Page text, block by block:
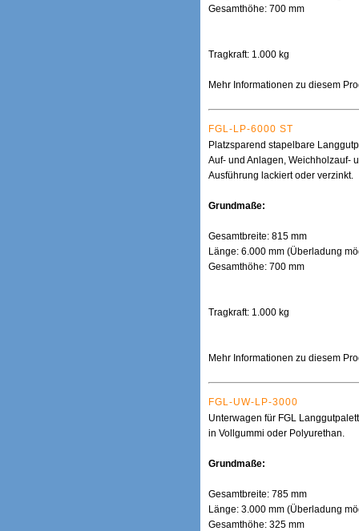
Gesamthöhe: 700 mm
Tragkraft: 1.000 kg
Mehr Informationen zu diesem
FGL-LP-6000 ST
Platzsparend stapelbare
Auf- und Anlagen, Weichholzauf-
Ausführung lackiert oder verzinkt.
Grundmaße:
Gesamtbreite: 815 mm
Länge: 6.000 mm (Überladung
Gesamthöhe: 700 mm
Tragkraft: 1.000 kg
Mehr Informationen zu diesem
FGL-UW-LP-3000
Unterwagen für FGL
in Vollgummi oder Polyurethan.
Grundmaße:
Gesamtbreite: 785 mm
Länge: 3.000 mm (Überladung
Gesamthöhe: 325 mm